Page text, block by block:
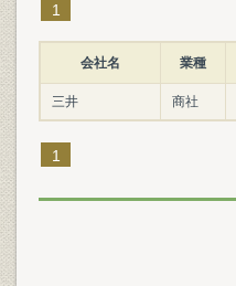
1
会社名 業種
三井 商社
1